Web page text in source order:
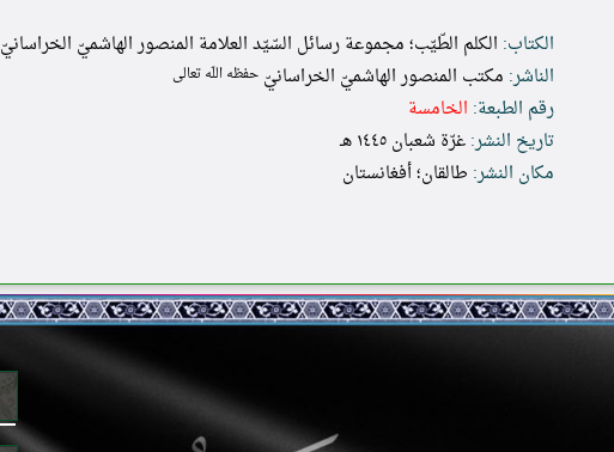
الكتاب: الكلم الطّيّب؛ مجموعة رسائل السّيّد العلامة المنصور الهاشميّ الخراسانيّ
الناشر: مكتب المنصور الهاشميّ الخراسانيّ حفظه اللّه تعالى
رقم الطبعة: الخامسة
تاريخ النشر:غرّة شعبان ١٤٤٥ هـ
مكان النشر: طالقان؛ أفغانستان